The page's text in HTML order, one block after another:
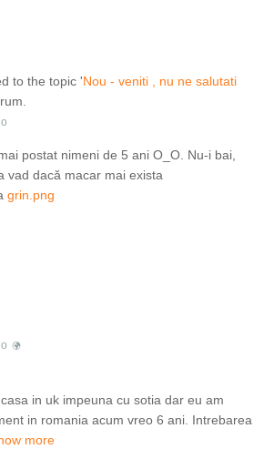
to the topic 'Nou - veniti , nu ne salutati
postat nimeni de 5 ani O_O. Nu-i bai,
vad dacă macar mai exista
grin.png
in uk impeuna cu sotia dar eu am
in romania acum vreo 6 ani. Intrebarea
more